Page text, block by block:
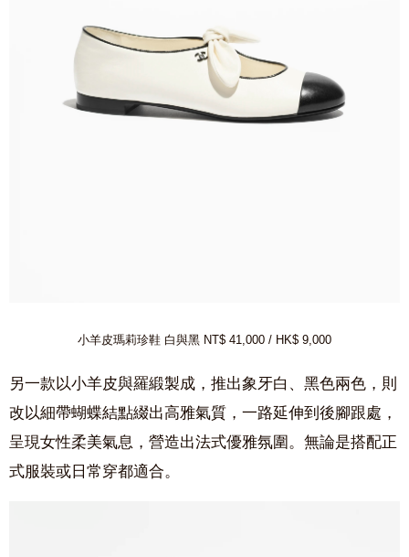
小羊皮瑪莉珍鞋 白與黑 NT$ 41,000 / HK$ 9,000
另一款以小羊皮與羅緞製成，推出象牙白、黑色兩色，則
改以細帶蝴蝶結點綴出高雅氣質，一路延伸到後腳跟處，
呈現女性柔美氣息，營造出法式優雅氛圍。無論是搭配正
式服裝或日常穿都適合。